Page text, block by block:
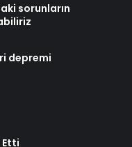
sorunların
depremi
Etti